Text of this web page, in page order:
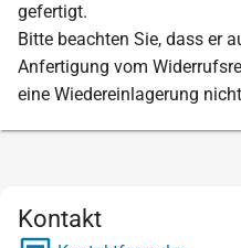
gefertigt.
Bitte beachten Sie, dass er
Anfertigung vom
eine Wiedereinlagerung
Kontakt